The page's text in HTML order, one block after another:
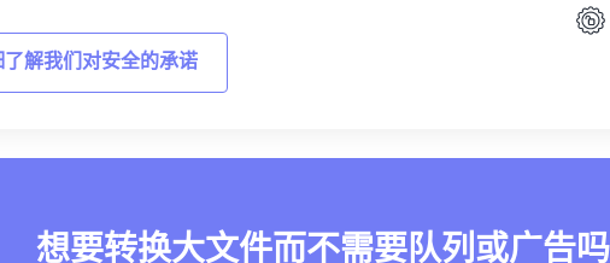
了解我们对安全的承诺
想要转换大文件而不需要队列或广告吗